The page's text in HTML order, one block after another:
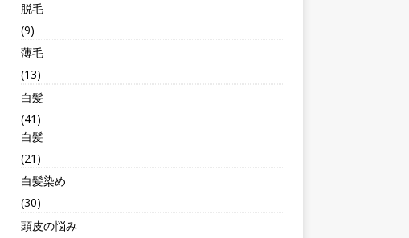
脱毛
(9)
薄毛
(13)
白髪
(41)
白髪
(21)
白髪染め
(30)
頭皮の悩み